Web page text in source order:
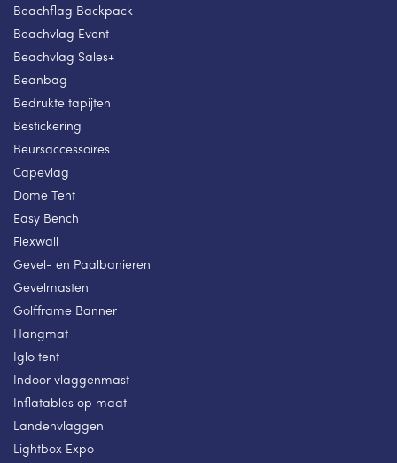
Beachflag Backpack
Beachvlag Event
Beachvlag Sales+
Beanbag
Bedrukte tapijten
Bestickering
Beursaccessoires
Capevlag
Dome Tent
Easy Bench
Flexwall
Gevel- en Paalbanieren
Gevelmasten
Golfframe Banner
Hangmat
Iglo tent
Indoor vlaggenmast
Inflatables op maat
Landenvlaggen
Lightbox Expo